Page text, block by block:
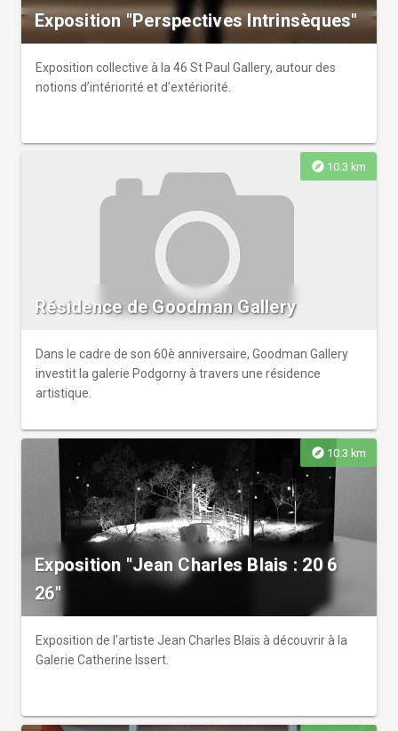
Exposition "Perspectives Intrinsèques"
Exposition collective à la 46 St Paul Gallery, autour des
notions d’intériorité et d’extériorité.
explore 10.3 km
Résidence de Goodman Gallery
Dans le cadre de son 60è anniversaire, Goodman Gallery
investit la galerie Podgorny à travers une résidence
artistique.
explore 10.3 km
Exposition "Jean Charles Blais : 20 6
26"
Exposition de l'artiste Jean Charles Blais à découvrir à la
Galerie Catherine Issert.